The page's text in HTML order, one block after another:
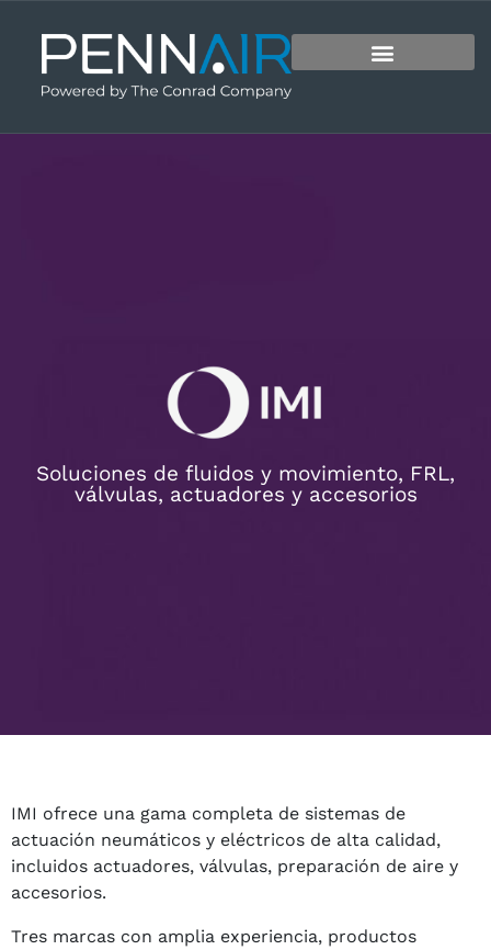
Soluciones de fluidos y movimiento, FRL,
válvulas, actuadores y accesorios
IMI ofrece una gama completa de sistemas de
actuación neumáticos y eléctricos de alta calidad,
incluidos actuadores, válvulas, preparación de aire y
accesorios.
Tres marcas con amplia experiencia, productos